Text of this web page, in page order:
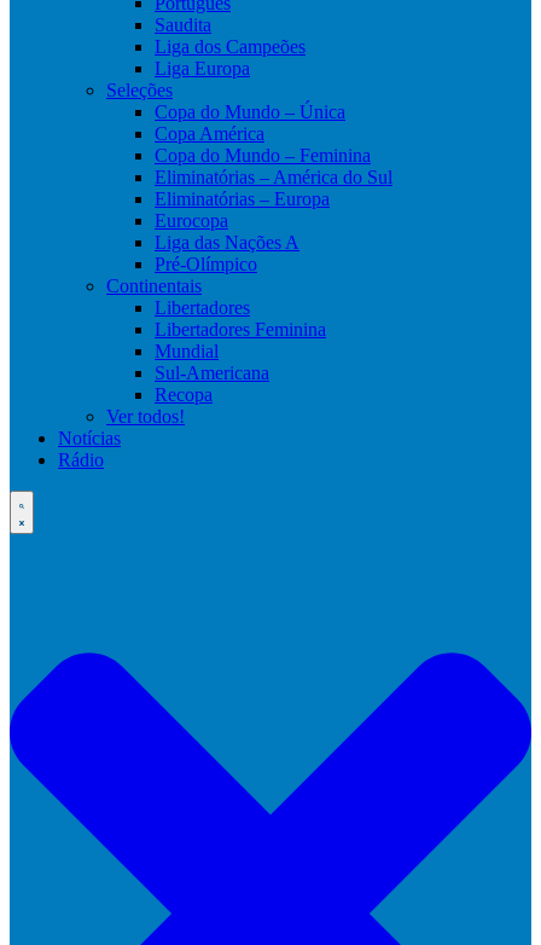
Saudita
Liga dos Campeões
Liga Europa
Seleções
Copa do Mundo – Única
Copa América
Copa do Mundo – Feminina
Eliminatórias – América do Sul
Eliminatórias – Europa
Eurocopa
Liga das Nações A
Pré-Olímpico
Continentais
Libertadores
Libertadores Feminina
Mundial
Sul-Americana
Recopa
Ver todos!
Notícias
Rádio